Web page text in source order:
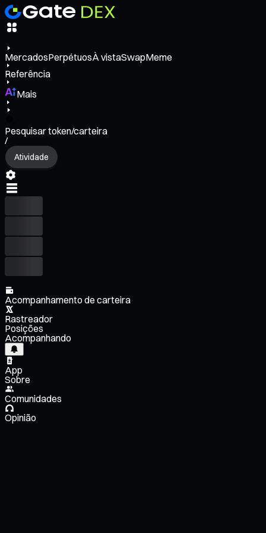
MercadosPerpétuosÀ vistaSwapMeme
Referência
Mais
Pesquisar token/carteira
/
Atividade
Acompanhamento de carteira
Rastreador
Posições
Acompanhando
App
Sobre
Comunidades
Opinião